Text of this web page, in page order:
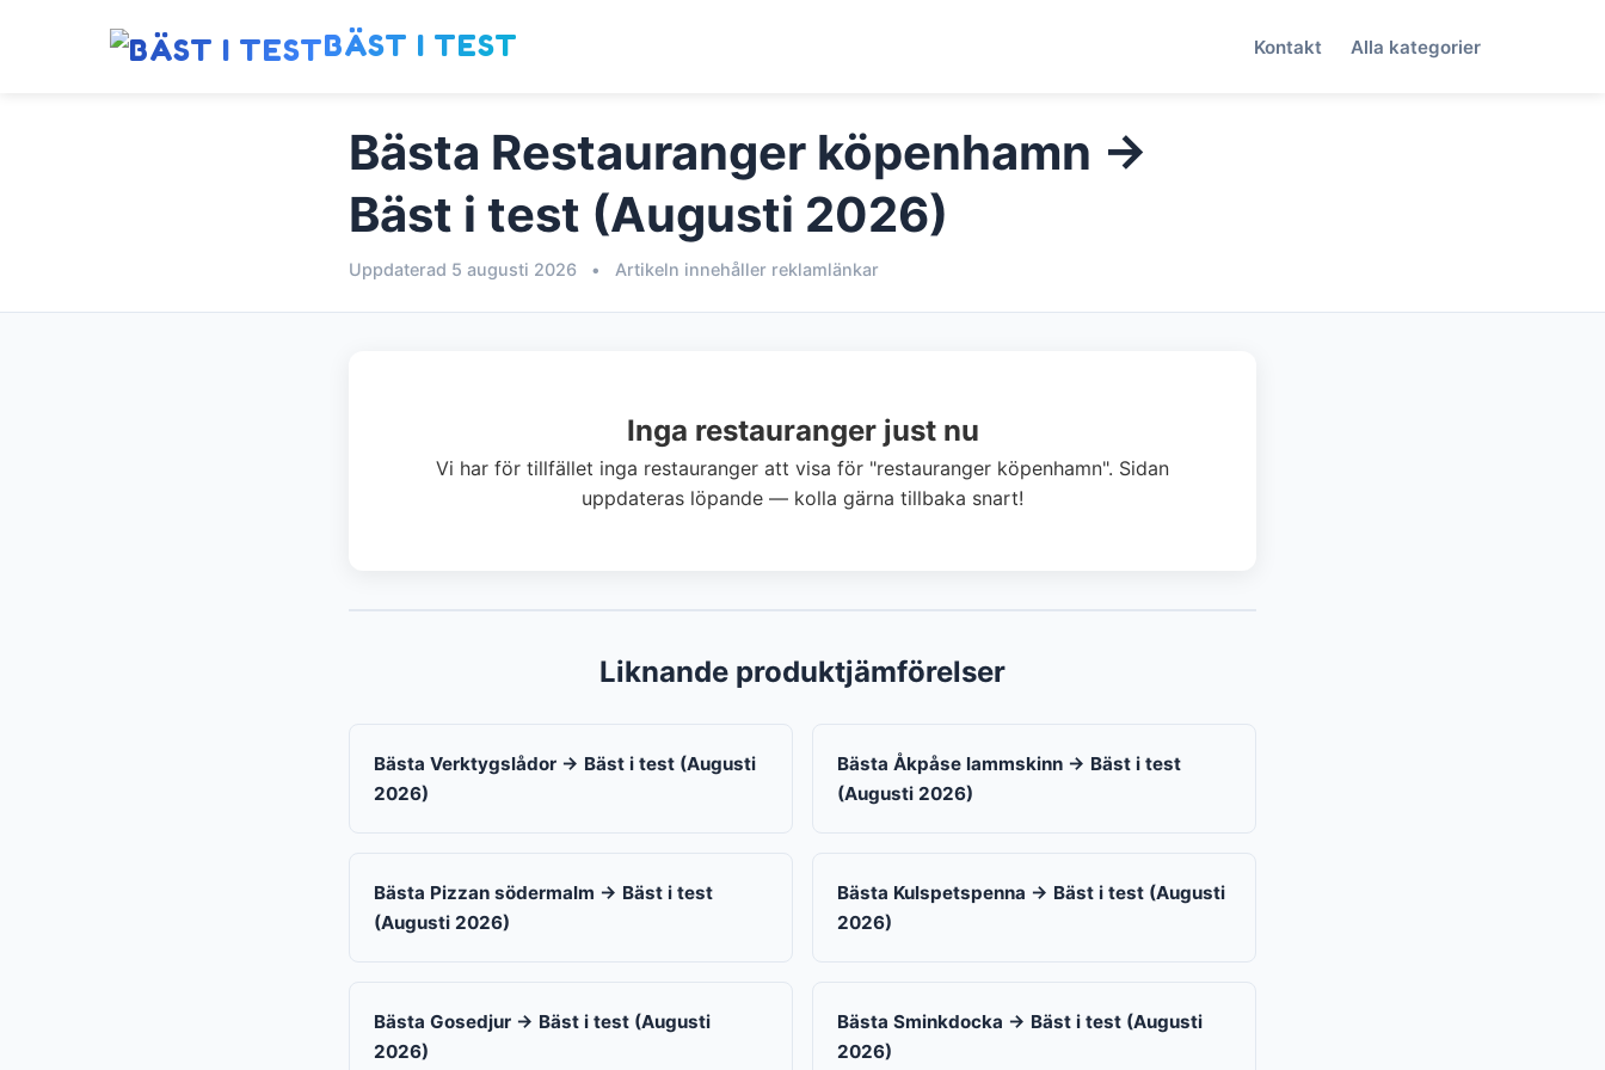
BÄST I TEST Kontakt Alla kategorier
Bästa Restauranger köpenhamn →
Bäst i test (Augusti 2026)
Uppdaterad 5 augusti 2026 • Artikeln innehåller reklamlänkar
Inga restauranger just nu
Vi har för tillfället inga restauranger att visa för "restauranger köpenhamn". Sidan
uppdateras löpande — kolla gärna tillbaka snart!
Liknande produktjämförelser
Bästa Verktygslådor → Bäst i test (Augusti
2026)
Bästa Åkpåse lammskinn → Bäst i test
(Augusti 2026)
Bästa Pizzan södermalm → Bäst i test
(Augusti 2026)
Bästa Kulspetspenna → Bäst i test (Augusti
2026)
Bästa Gosedjur → Bäst i test (Augusti
2026)
Bästa Sminkdocka → Bäst i test (Augusti
2026)